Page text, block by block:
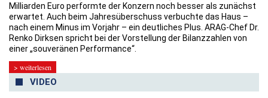
Milliarden Euro performte der Konzern noch besser als zunächst
erwartet. Auch beim Jahresüberschuss verbuchte das Haus –
nach einem Minus im Vorjahr – ein deutliches Plus. ARAG-Chef Dr.
Renko Dirksen spricht bei der Vorstellung der Bilanzzahlen von
einer „souveränen Performance“.
> weiterlesen
VIDEO